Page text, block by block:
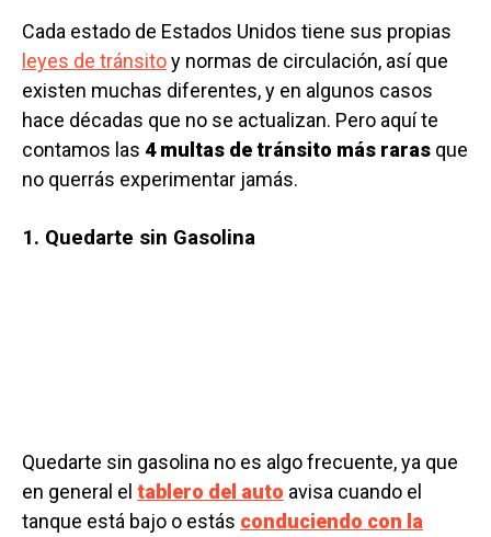
Cada estado de Estados Unidos tiene sus propias
leyes de tránsitoy normas de circulación, así que
existen muchas diferentes, y en algunos casos
hace décadas que no se actualizan. Pero aquí te
contamos las 4 multas de tránsito más raras que
no querrás experimentar jamás.
1. Quedarte sin Gasolina
Quedarte sin gasolina no es algo frecuente, ya que
en general el tablero del auto avisa cuando el
tanque está bajo o estás conduciendo con la